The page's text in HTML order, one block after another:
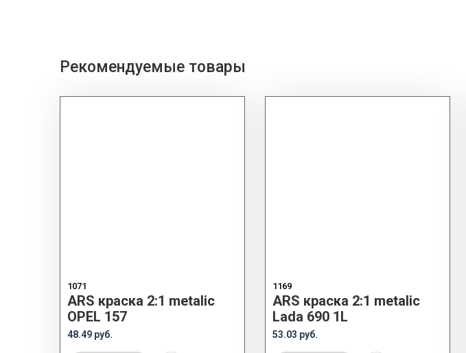
Рекомендуемые товары
1071
ARS краска 2:1 metalic
OPEL 157
48.49 руб.
1169
ARS краска 2:1 metalic
Lada 690 1L
53.03 руб.